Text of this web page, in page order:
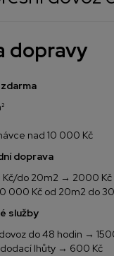
dopravy
nad 10 000 Kč
doprava
Kč/do 20m2 → 2000 Kč
000 Kč od 20m2 do
služby
do 48 hodin →
lhůty → 600 Kč